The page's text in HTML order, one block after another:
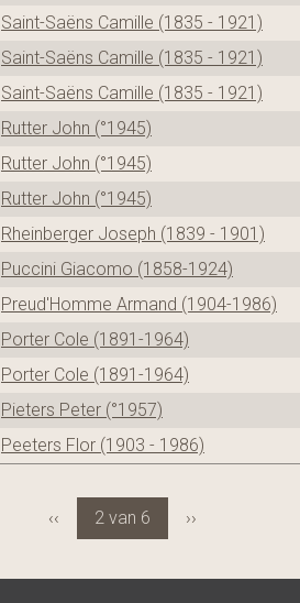
Saint-Saëns Camille (1835 - 1921)
Saint-Saëns Camille (1835 - 1921)
Saint-Saëns Camille (1835 - 1921)
Rutter John (°1945)
Rutter John (°1945)
Rutter John (°1945)
Rheinberger Joseph (1839 - 1901)
Puccini Giacomo (1858-1924)
Preud'Homme Armand (1904-1986)
Porter Cole (1891-1964)
Porter Cole (1891-1964)
Pieters Peter (°1957)
Peeters Flor (1903 - 1986)
‹‹ 2 van 6 ››